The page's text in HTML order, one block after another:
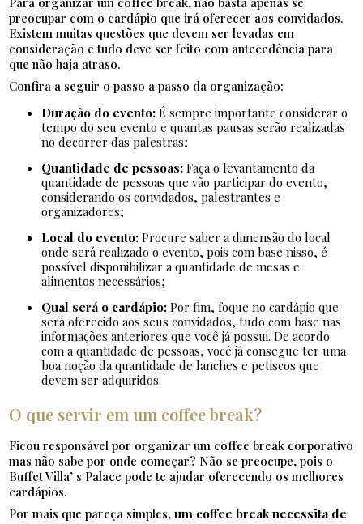
preocupar com o cardápio que irá oferecer aos convidados.
Existem muitas questões que devem ser levadas em
consideração e tudo deve ser feito com antecedência para
que não haja atraso.
Confira a seguir o passo a passo da organização:
Duração do evento: É sempre importante considerar o
tempo do seu evento e quantas pausas serão realizadas
no decorrer das palestras;
Quantidade de pessoas: Faça o levantamento da
quantidade de pessoas que vão participar do evento,
considerando os convidados, palestrantes e
organizadores;
Local do evento: Procure saber a dimensão do local
onde será realizado o evento, pois com base nisso, é
possível disponibilizar a quantidade de mesas e
alimentos necessários;
Qual será o cardápio:Por fim, foque no cardápio que
será oferecido aos seus convidados, tudo com base nas
informações anteriores que você já possui. De acordo
com a quantidade de pessoas, você já consegue ter uma
boa noção da quantidade de lanches e petiscos que
devem ser adquiridos.
O que servir em um coffee break?
Ficou responsável por organizar um coffee break corporativo
mas não sabe por onde começar? Não se preocupe, pois o
Buffet Villa’ s Palace pode te ajudar oferecendo os melhores
cardápios.
Por mais que pareça simples,um coffee break necessita de